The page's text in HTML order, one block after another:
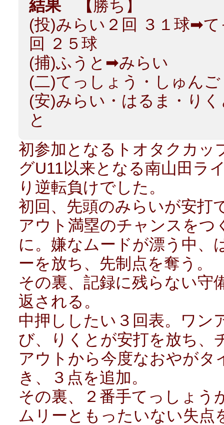
結果 【勝ち】
(投)みらい２回 ３１球➡
回 ２５球
(捕)ふうと➡みらい
(二)てっしょう・しゅんご
(安)みらい・はるま・り
と
初参加となるトオタクカッ
グU11以来となる南山田ラ
り逆転負けでした。
初回、先頭のみらいが安打
アウト満塁のチャンスをつ
に。嫌なムードが漂う中、
ーを放ち、先制点を奪う。
その裏、記録に残らない守
返される。
中押ししたい３回表。ワン
び、りくとが安打を放ち、
アウトから今度なおやがタ
き、３点を追加。
その裏、２番手てっしょ
ムリーともったいない失点